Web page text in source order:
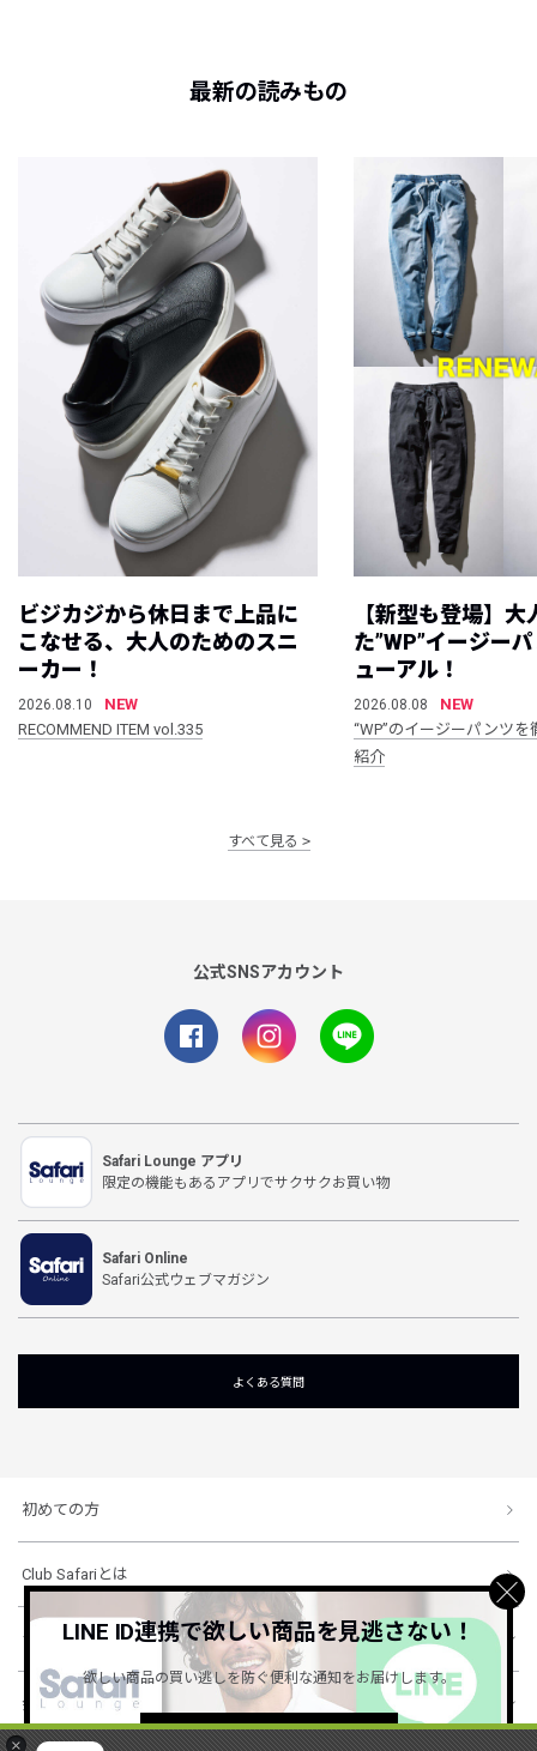
×
最新の読みもの
ビジカジから休日まで上品に
こなせる、大人のためのスニ
ーカー！
2026.08.10
NEW
RECOMMEND ITEM vol.335
【新型も登場】大
た”WP”イージー
ューアル！
2026.08.08
NEW
“WP”のイージーパンツ
紹介
すべて見る
公式SNSアカウント
Safari Lounge アプリ
限定の機能もあるアプリでサクサクお買い物
Safari Online
Safari公式ウェブマガジン
よくある質問
初めての方
Club Safariとは
ショッピングガイド
会社概要・規約
LINE ID連携で欲しい商品を見逃さない！
欲しい商品の買い逃しを防ぐ便利な通知をお届けします。
詳しくはこちら ＞